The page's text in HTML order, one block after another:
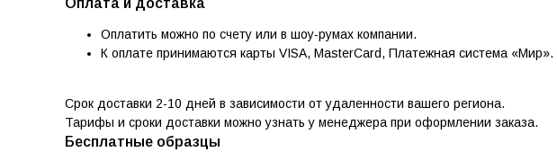
Оплата и доставка
Оплатить можно по счету или в шоу-румах компании.
К оплате принимаются карты VISA, MasterCard, Платежная система «Мир».
Срок доставки 2-10 дней в зависимости от удаленности вашего региона.
Тарифы и сроки доставки можно узнать у менеджера при оформлении заказа.
Бесплатные образцы